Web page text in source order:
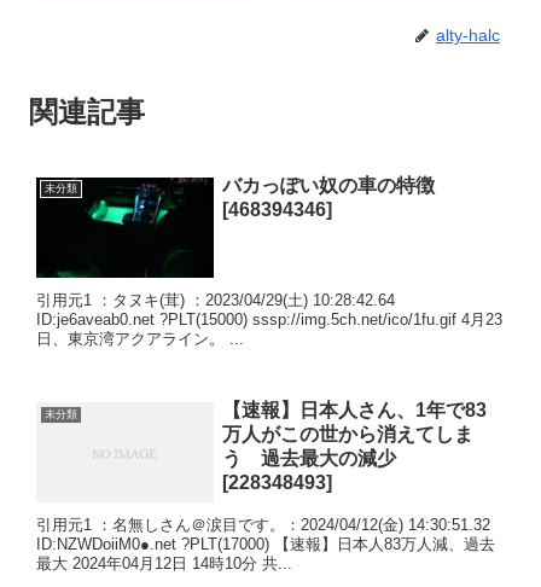
alty-halc
関連記事
未分類
バカっぽい奴の車の特徴
[468394346]
引用元1 ：タヌキ(茸) ：2023/04/29(土) 10:28:42.64
ID:je6aveab0.net ?PLT(15000) sssp://img.5ch.net/ico/1fu.gif 4月23
日、東京湾アクアライン。 ...
未分類
【速報】日本人さん、1年で83
万人がこの世から消えてしま
う 過去最大の減少
[228348493]
引用元1 ：名無しさん＠涙目です。：2024/04/12(金) 14:30:51.32
ID:NZWDoiiM0●.net ?PLT(17000) 【速報】日本人83万人減、過去
最大 2024年04月12日 14時10分 共...